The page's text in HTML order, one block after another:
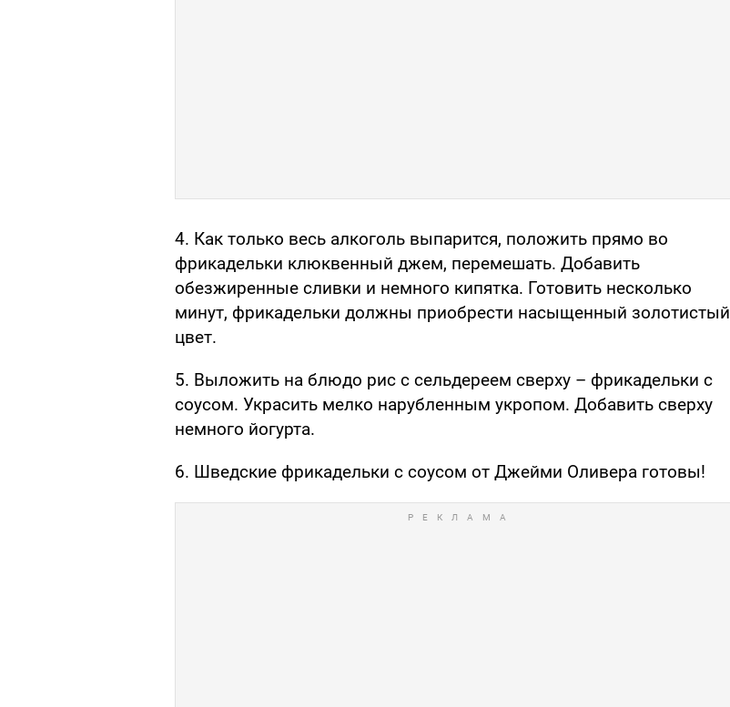
4. Как только весь алкоголь выпарится, положить прямо во
фрикадельки клюквенный джем, перемешать. Добавить
обезжиренные сливки и немного кипятка. Готовить несколько
минут, фрикадельки должны приобрести насыщенный золотистый
цвет.
5. Выложить на блюдо рис с сельдереем сверху – фрикадельки с
соусом. Украсить мелко нарубленным укропом. Добавить сверху
немного йогурта.
6. Шведские фрикадельки с соусом от Джейми Оливера готовы!